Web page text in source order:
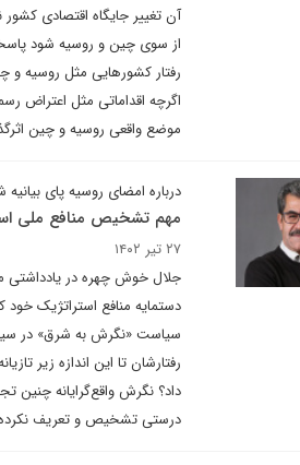
آن تغییر جایگاه اقتصادی کشور
از سوی چین و روسیه شود
رفتار کشورهایی مثل روسیه و
اگرچه اقداماتی مثل اعتراض
موضع واقعی روسیه و چین
درباره امضای روسیه پای
مهم تشخیص منافع ملی
۲۷ تیر ۱۴۰۲
جلال خوش چهره در یادداشتی
دستمایه منافع استراتژیک خود
سیاست «نگرش به شرق» در
رفتارشان تا این اندازه زیر
داد؟ نگرش واقع‌گرایانه چنین
درستی تشخیص و تعریف